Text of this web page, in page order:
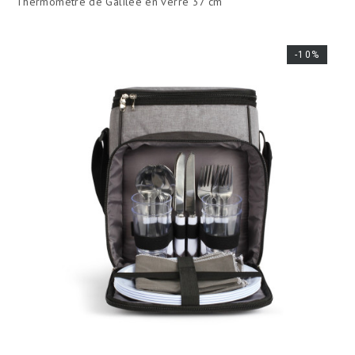
-10%